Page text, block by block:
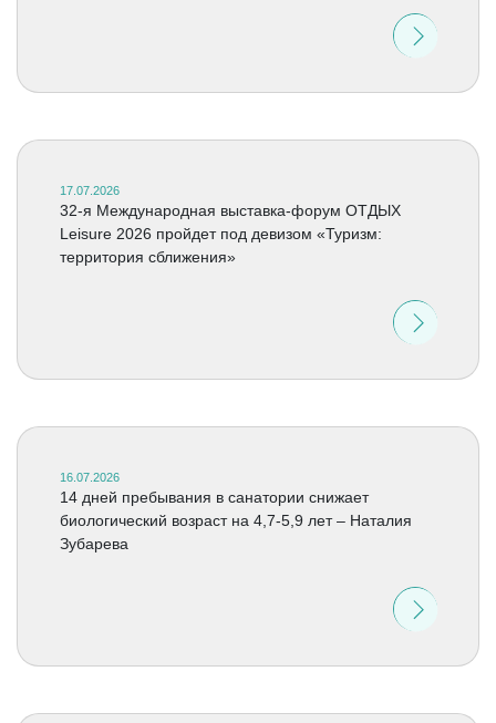
17.07.2026
32-я Международная выставка-форум ОТДЫХ
Leisure 2026 пройдет под девизом «Туризм:
территория сближения»
16.07.2026
14 дней пребывания в санатории снижает
биологический возраст на 4,7-5,9 лет – Наталия
Зубарева